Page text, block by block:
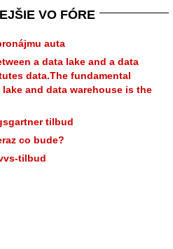
VO FÓRE
auta
a data lake and a data
data.The fundamental
and data warehouse is the
tilbud
co bude?
tilbud